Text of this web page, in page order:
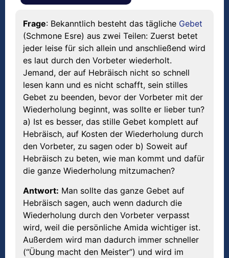
Frage: Bekanntlich besteht das tägliche Gebet
(Schmone Esre) aus zwei Teilen: Zuerst betet
jeder leise für sich allein und anschließend wird
es laut durch den Vorbeter wiederholt.
Jemand, der auf Hebräisch nicht so schnell
lesen kann und es nicht schafft, sein stilles
Gebet zu beenden, bevor der Vorbeter mit der
Wiederholung beginnt, was sollte er lieber tun?
a) Ist es besser, das stille Gebet komplett auf
Hebräisch, auf Kosten der Wiederholung durch
den Vorbeter, zu sagen oder b) Soweit auf
Hebräisch zu beten, wie man kommt und dafür
die ganze Wiederholung mitzumachen?
Antwort: Man sollte das ganze Gebet auf
Hebräisch sagen, auch wenn dadurch die
Wiederholung durch den Vorbeter verpasst
wird, weil die persönliche Amida wichtiger ist.
Außerdem wird man dadurch immer schneller
(“Übung macht den Meister”) und wird im